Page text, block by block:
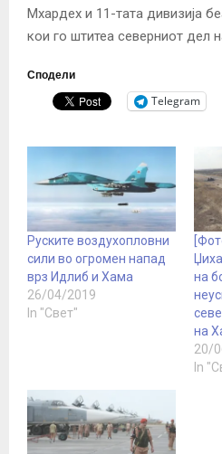
Мхардех и 11-тата дивизија
кои го штитеа северниот дел
Сподели
Telegram
Руските воздухопловни
сили во огромен напад
врз Идлиб и Хама
26/04/2019
In "Свет"
на
на
20/
In